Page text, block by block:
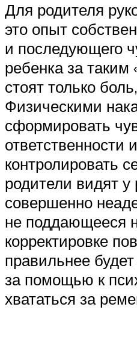
Для родителя
это опыт
и последующего
ребенка за таким
стоят только
Физическими
сформировать
ответственности
контролировать
родители видят у
совершенно
не поддающееся
корректировке
правильнее
за помощью к
хвататься за